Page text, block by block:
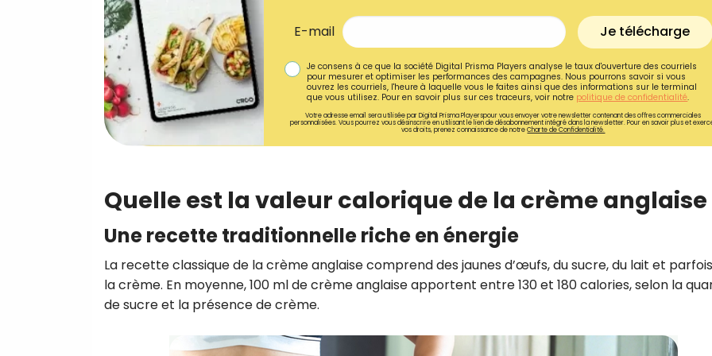
E-mail Je télécharge
Je consens à ce que la société Digital Prisma Players analyse le taux d'ouverture des courriels
pour mesurer et optimiser les performances des campagnes. Nous pourrons savoir si vous
ouvrez les courriels, l'heure à laquelle vous le faites ainsi que des informations sur le terminal
que vous utilisez. Pour en savoir plus sur ces traceurs, voir notre politique de confidentialité.
Votre adresse email sera utilisée par Digital Prisma Playerspour vous envoyer votre newsletter contenant des offres commerciales
personnalisées. Vous pourrez vous désinscrire en utilisant le lien de désabonnement intégré dans la newsletter. Pour en savoir plus et
vos droits, prenez connaissance de notreCharte de Confidentialité.
Quelle est la valeur calorique de la crème anglaise
Une recette traditionnelle riche en énergie
La recette classique de la crème anglaise comprend des jaunes d’œufs, du sucre, du lait et
la crème. En moyenne, 100 ml de crème anglaise apportent entre 130 et 180 calories, selon la
de sucre et la présence de crème.
Recevez gratuitement
recettes inédites de
Ainsi que la newsletter